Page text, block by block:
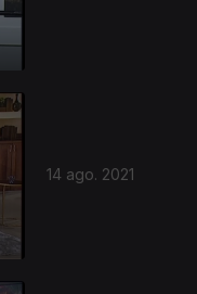
14 ago. 2021